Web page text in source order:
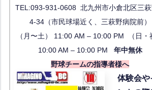
TEL:093-931-0608 北九州市小倉北区三
4-34（市民球場近く、三萩野病院前）
（月〜土） 11:00 AM – 10:00 PM （日・
10:00 AM – 10:00 PM 年中無休
野球チームの指導者様へ
体験会や